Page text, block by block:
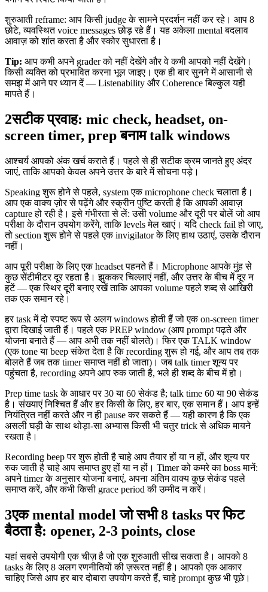
शुरुआती reframe: आप किसी judge के सामने प्रदर्शन नहीं कर रहे। आप 8
छोटे, व्यवस्थित voice messages छोड़ रहे हैं। यह अकेला mental बदलाव
आवाज़ को शांत करता है और स्कोर सुधारता है।
Tip: आप कभी अपने grader को नहीं देखेंगे और वे कभी आपको नहीं देखेंगे।
किसी व्यक्ति को प्रभावित करना भूल जाइए। एक ही बार सुनने में आसानी से
समझ में आने पर ध्यान दें — Listenability और Coherence बिल्कुल यही
मापते हैं।
2सटीक प्रवाह: mic check, headset, on-
screen timer, prep बनाम talk windows
आश्चर्य आपको अंक खर्च कराते हैं। पहले से ही सटीक क्रम जानते हुए अंदर
जाएं, ताकि आपको केवल अपने उत्तर के बारे में सोचना पड़े।
Speaking शुरू होने से पहले, system एक microphone check चलाता है।
आप एक वाक्य ज़ोर से पढ़ेंगे और स्क्रीन पुष्टि करती है कि आपकी आवाज़
capture हो रही है। इसे गंभीरता से लें: उसी volume और दूरी पर बोलें जो आप
परीक्षा के दौरान उपयोग करेंगे, ताकि levels मेल खाएं। यदि check fail हो जाए,
तो section शुरू होने से पहले एक invigilator के लिए हाथ उठाएं, उसके दौरान
नहीं।
आप पूरी परीक्षा के लिए एक headset पहनते हैं। Microphone आपके मुंह से
कुछ सेंटीमीटर दूर रहता है। झुककर चिल्लाएं नहीं, और उत्तर के बीच में दूर न
हटें — एक स्थिर दूरी बनाए रखें ताकि आपका volume पहले शब्द से आखिरी
तक एक समान रहे।
हर task में दो स्पष्ट रूप से अलग windows होती हैं जो एक on-screen timer
द्वारा दिखाई जाती हैं। पहले एक PREP window (आप prompt पढ़ते और
योजना बनाते हैं — आप अभी तक नहीं बोलते)। फिर एक TALK window
(एक tone या beep संकेत देता है कि recording शुरू हो गई, और आप तब तक
बोलते हैं जब तक timer समाप्त नहीं हो जाता)। जब talk timer शून्य पर
पहुंचता है, recording अपने आप रुक जाती है, भले ही शब्द के बीच में हो।
Prep time task के आधार पर 30 या 60 सेकंड है; talk time 60 या 90 सेकंड
है। संख्याएं निश्चित हैं और हर किसी के लिए, हर बार, एक समान हैं। आप इन्हें
नियंत्रित नहीं करते और न ही pause कर सकते हैं — यही कारण है कि एक
असली घड़ी के साथ थोड़ा-सा अभ्यास किसी भी चतुर trick से अधिक मायने
रखता है।
Recording beep पर शुरू होती है चाहे आप तैयार हों या न हों, और शून्य पर
रुक जाती है चाहे आप समाप्त हुए हों या न हों। Timer को कमरे का boss मानें:
अपने timer के अनुसार योजना बनाएं, अपना अंतिम वाक्य कुछ सेकंड पहले
समाप्त करें, और कभी किसी grace period की उम्मीद न करें।
3एक mental model जो सभी 8 tasks पर फिट
बैठता है: opener, 2-3 points, close
यहां सबसे उपयोगी एक चीज़ है जो एक शुरुआती सीख सकता है। आपको 8
tasks के लिए 8 अलग रणनीतियों की ज़रूरत नहीं है। आपको एक आकार
चाहिए जिसे आप हर बार दोबारा उपयोग करते हैं, चाहे prompt कुछ भी पूछे।